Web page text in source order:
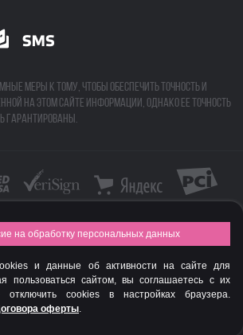
меры к тому, чтобы обеспечить точность и
на этом сайте информации, однако ее точность
гарантированы.
AWARDS 2015
косметики Spadream
скидку
на обработку персональных данных
и данные об активности на сайте для
пользоваться сайтом, вы соглашаетесь с их
отключить cookies в настройках браузера.
оферты.